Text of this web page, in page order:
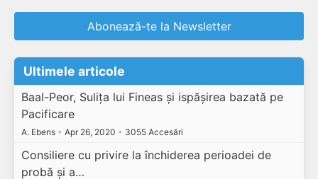
Abonează-te la Newsletter
Ultimele articole
Baal-Peor, Sulița lui Fineas și ispășirea bazată pe
Pacificare
A. Ebens • Apr 26, 2020 • 3055 Accesări
Consiliere cu privire la închiderea perioadei de
probă și a…